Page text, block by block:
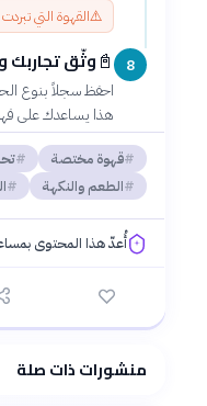
⚠️القهوة التي
8
📓 وثّق تجاربك
احفظ سجلاً بنوع
هذا يساعدك على
قهوة مختصة
الطعم والنكهة
أُعدّ هذا المحتوى
منشورات ذات صلة